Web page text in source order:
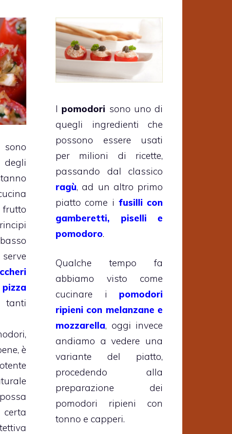
degli
pizza
è
I pomodori sono uno di
quegli ingredienti che
possono essere usati
per milioni di ricette,
passando dal classico
ragù, ad un altro primo
piatto come i fusilli con
gamberetti, piselli e
pomodoro.
Qualche tempo fa
abbiamo visto come
cucinare i pomodori
ripieni con melanzane e
mozzarella, oggi invece
andiamo a vedere una
variante del piatto,
procedendo alla
preparazione dei
pomodori ripieni con
tonno e capperi.